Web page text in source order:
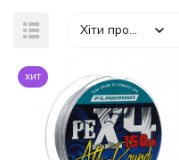
Хіти продажів
хит